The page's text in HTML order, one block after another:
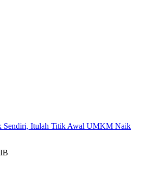
Sendiri, Itulah Titik Awal UMKM Naik